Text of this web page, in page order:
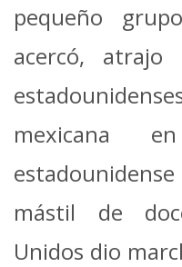
pequeño
acercó,
mexicana
mástil de
Unidos dio